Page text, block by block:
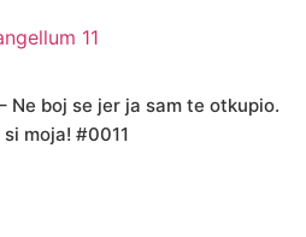
Ne boj se jer ja sam te otkupio.
moja! #0011